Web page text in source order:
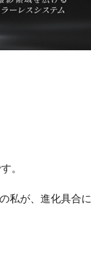
。
私が、進化具合に